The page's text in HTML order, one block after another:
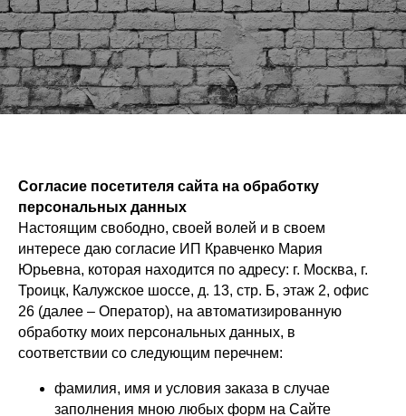
Согласие посетителя сайта на обработку
персональных данных
Настоящим свободно, своей волей и в своем
интересе даю согласие ИП Кравченко Мария
Юрьевна, которая находится по адресу: г. Москва, г.
Троицк, Калужское шоссе, д. 13, стр. Б, этаж 2, офис
26 (далее – Оператор), на автоматизированную
обработку моих персональных данных, в
соответствии со следующим перечнем:
фамилия, имя и условия заказа в случае
заполнения мною любых форм на Сайте